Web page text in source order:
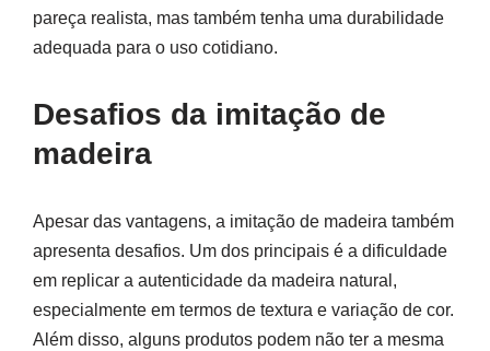
pareça realista, mas também tenha uma durabilidade
adequada para o uso cotidiano.
Desafios da imitação de
madeira
Apesar das vantagens, a imitação de madeira também
apresenta desafios. Um dos principais é a dificuldade
em replicar a autenticidade da madeira natural,
especialmente em termos de textura e variação de cor.
Além disso, alguns produtos podem não ter a mesma